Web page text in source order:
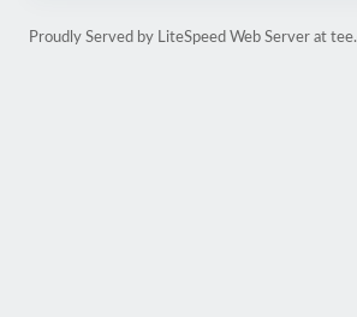
Proudly Served by LiteSpeed Web Server at